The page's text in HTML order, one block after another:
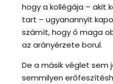
hogy a kollégája – akit
tart – ugyanannyit
számít, hogy ő maga
az arányérzete borul.
De a másik véglet sem
semmilyen